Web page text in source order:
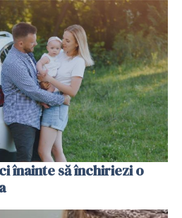
înainte să închiriezi o